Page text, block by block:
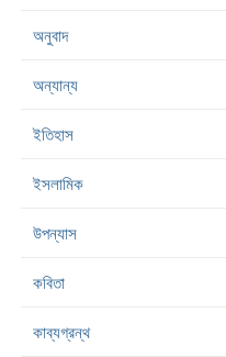
অনুবাদ
অন্যান্য
ইতিহাস
ইসলামিক
উপন্যাস
কবিতা
কাব্যগ্রন্থ